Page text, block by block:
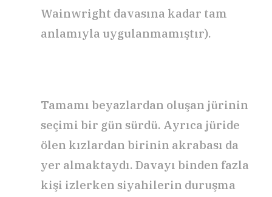
Wainwright davasına kadar tam
anlamıyla uygulanmamıştır).
Tamamı beyazlardan oluşan jürinin
seçimi bir gün sürdü. Ayrıca jüride
ölen kızlardan birinin akrabası da
yer almaktaydı. Davayı binden fazla
kişi izlerken siyahilerin duruşma